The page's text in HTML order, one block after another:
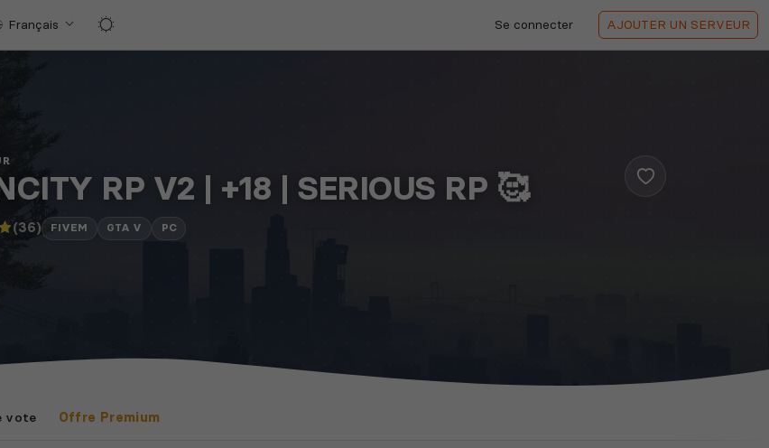
Français Se connecter AJOUTER UN SERVEUR
RP V2 | +18 | SERIOUS RP 🥰
(36) FIVEM GTA V PC
vote Offre Premium